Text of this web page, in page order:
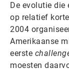
De evolutie die
op relatief
2004
Amerikaanse
eerste
moesten